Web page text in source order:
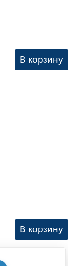
В корзину
В корзину